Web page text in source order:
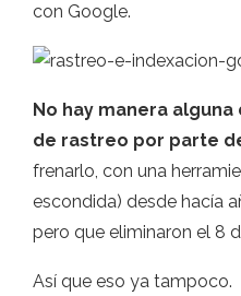
con Google.
No hay manera
de rastreo por parte
frenarlo, con una
escondida) desde hacía
pero que eliminaron el 8
Así que eso ya tampoco.